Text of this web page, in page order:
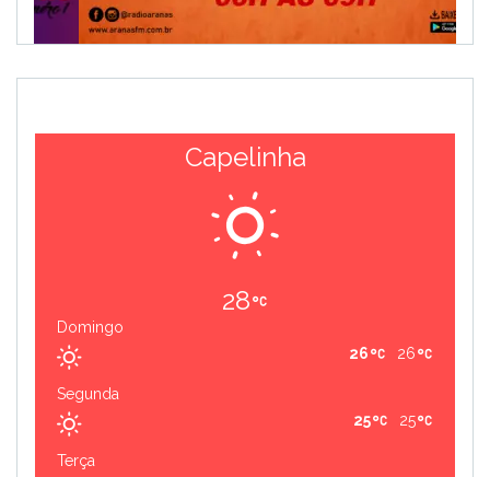
Capelinha
28
Domingo
26
26
Segunda
25
25
Terça